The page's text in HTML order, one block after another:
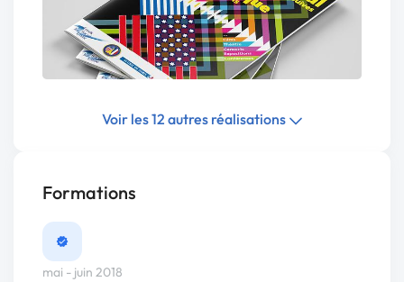
Voir les 12 autres réalisations
Formations
mai - juin 2018